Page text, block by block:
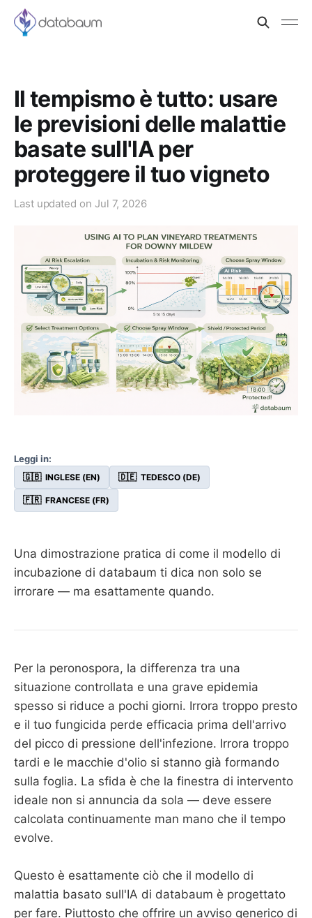
Il tempismo è tutto: usare
le previsioni delle malattie
basate sull'IA per
proteggere il tuo vigneto
Last updated on Jul 7, 2026
Leggi in:
🇬🇧 INGLESE (EN) 🇩🇪 TEDESCO (DE)
🇫🇷 FRANCESE (FR)
Una dimostrazione pratica di come il modello di
incubazione di databaum ti dica non solo se
irrorare — ma esattamente quando.
Per la peronospora, la differenza tra una
situazione controllata e una grave epidemia
spesso si riduce a pochi giorni. Irrora troppo presto
e il tuo fungicida perde efficacia prima dell'arrivo
del picco di pressione dell'infezione. Irrora troppo
tardi e le macchie d'olio si stanno già formando
sulla foglia. La sfida è che la finestra di intervento
ideale non si annuncia da sola — deve essere
calcolata continuamente man mano che il tempo
evolve.
Questo è esattamente ciò che il modello di
malattia basato sull'IA di databaum è progettato
per fare. Piuttosto che offrire un avviso generico di